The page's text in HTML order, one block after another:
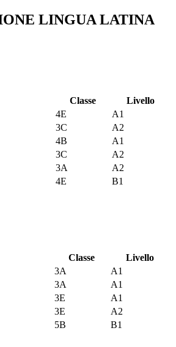
LINGUA LATINA
Classe
Livello
4E
A1
3C
A2
4B
A1
3C
A2
3A
A2
4E B1
Classe
Livello
3A
A1
3A
A1
3E
A1
3E
A2
5B B1